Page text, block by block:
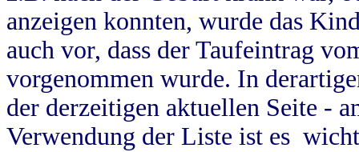
anzeigen konnten, wurde das
auch vor, dass der Taufeintrag
vorgenommen wurde. In
der derzeitigen aktuellen Seite -
Verwendung der Liste ist es